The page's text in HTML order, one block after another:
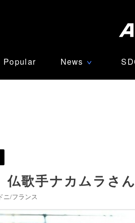
Popular News ∨
仏歌手ナカムラさ
ニ/フランス